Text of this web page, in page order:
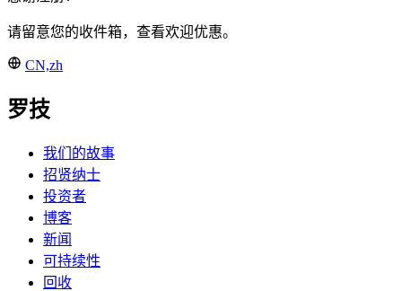
请留意您的收件箱，查看欢迎优惠。
CN,zh
罗技
我们的故事
招贤纳士
投资者
博客
新闻
可持续性
回收